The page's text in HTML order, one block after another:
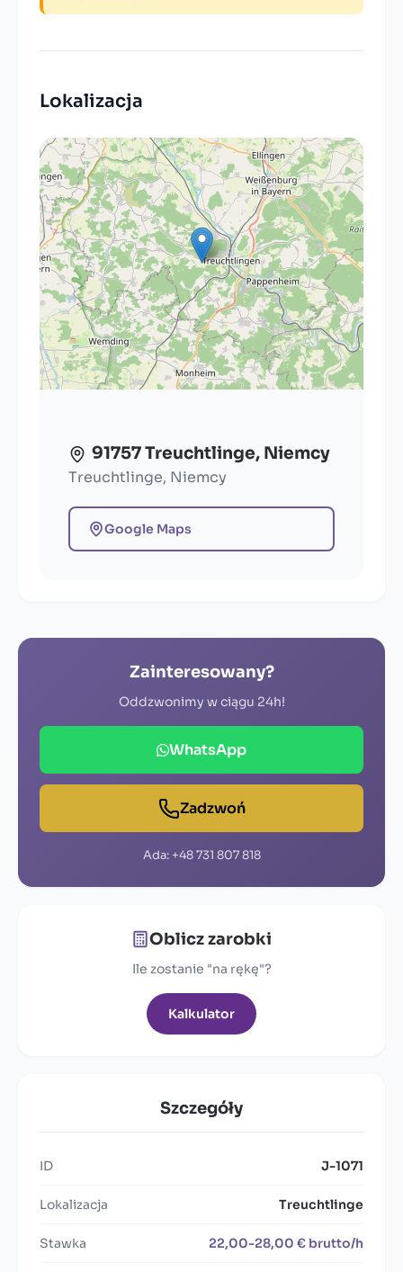
Lokalizacja
91757 Treuchtlinge, Niemcy
Treuchtlinge, Niemcy
Google Maps
Zainteresowany?
Oddzwonimy w ciągu 24h!
WhatsApp
Zadzwoń
Ada: +48 731 807 818
Oblicz zarobki
Ile zostanie "na rękę"?
Kalkulator
Szczegóły
ID J-1071
Lokalizacja Treuchtlinge
Stawka 22,00-28,00 € brutto/h